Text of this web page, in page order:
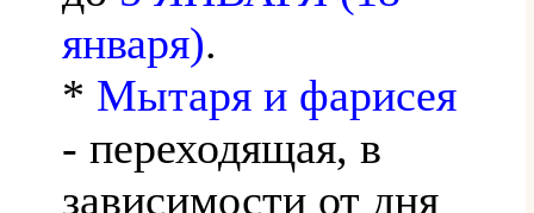
января).
* Мытаря и фарисея
- переходящая, в
зависимости от дня